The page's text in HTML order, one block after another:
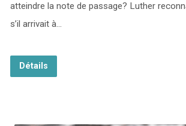
atteindre la note de passage? Luther
s’il arrivait à…
Détails